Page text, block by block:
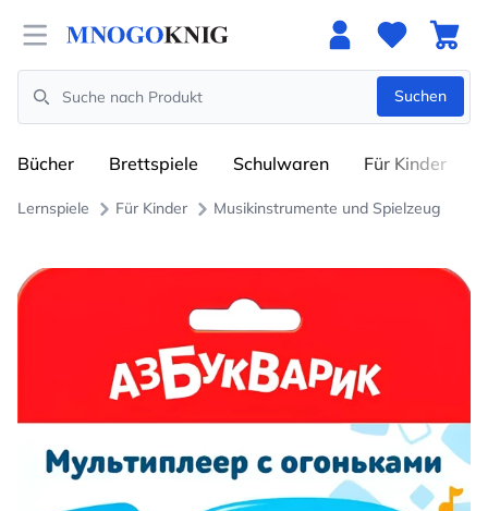
Open menu
Search
Suchen
Bücher Brettspiele Schulwaren Für Kinder
Lernspiele Für Kinder Musikinstrumente und Spielzeug